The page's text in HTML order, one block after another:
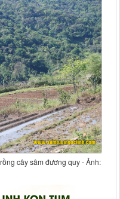
cây sâm đương quy - Ảnh: